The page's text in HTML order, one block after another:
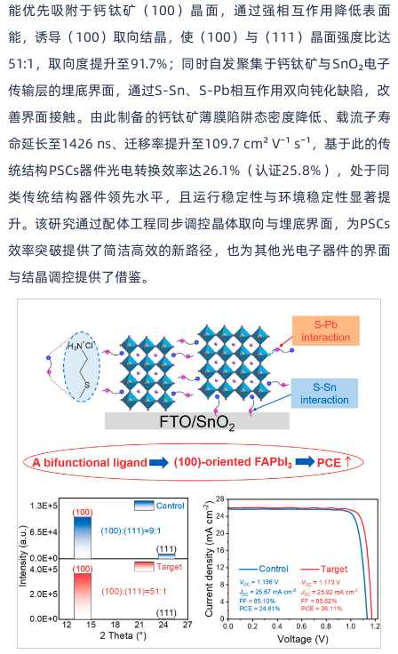
能优先吸附于钙钛矿（100）晶面，通过强相互作用降低表面
能，诱导（100）取向结晶，使（100）与（111）晶面强度比达
51:1，取向度提升至91.7%；同时自发聚集于钙钛矿与SnO₂电子
传输层的埋底界面，通过S-Sn、S-Pb相互作用双向钝化缺陷，改
善界面接触。由此制备的钙钛矿薄膜陷阱态密度降低、载流子寿
命延长至1426 ns、迁移率提升至109.7 cm² V⁻¹ s⁻¹，基于此的传
统结构PSCs器件光电转换效率达26.1%（认证25.8%），处于同
类传统结构器件领先水平，且运行稳定性与环境稳定性显著提
升。该研究通过配体工程同步调控晶体取向与埋底界面，为PSCs
效率突破提供了简洁高效的新路径，也为其他光电子器件的界面
与结晶调控提供了借鉴。